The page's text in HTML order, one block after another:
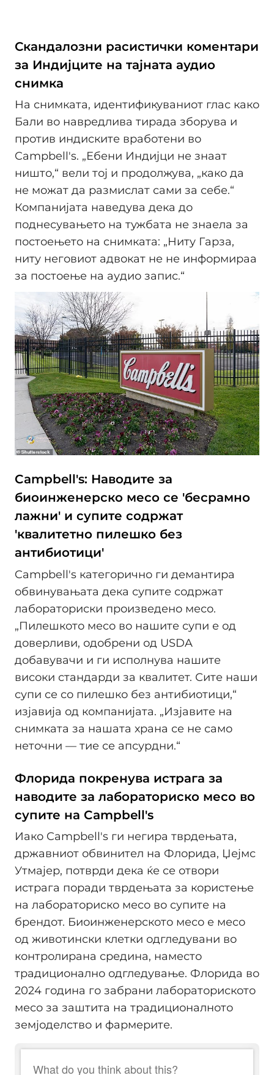
Скандалозни расистички коментари
за Индијците на тајната аудио
снимка
На снимката, идентификуваниот глас како
Бали во навредлива тирада зборува и
против индиските вработени во
Campbell's. „Ебени Индијци не знаат
ништо,“ вели тој и продолжува, „како да
не можат да размислат сами за себе.“
Компанијата наведува дека до
поднесувањето на тужбата не знаела за
постоењето на снимката: „Ниту Гарза,
ниту неговиот адвокат не не информираа
за постоење на аудио запис.“
Campbell's: Наводите за
биоинженерско месо се 'бесрамно
лажни' и супите содржат
'квалитетно пилешко без
антибиотици'
Campbell's категорично ги демантира
обвинувањата дека супите содржат
лабораториски произведено месо.
„Пилешкото месо во нашите супи е од
доверливи, одобрени од USDA
добавувачи и ги исполнува нашите
високи стандарди за квалитет. Сите наши
супи се со пилешко без антибиотици,“
изјавија од компанијата. „Изјавите на
снимката за нашата храна се не само
неточни — тие се апсурдни.“
Флорида покренува истрага за
наводите за лабораториско месо во
супите на Campbell's
Иако Campbell's ги негира тврдењата,
државниот обвинител на Флорида, Џејмс
Утмајер, потврди дека ќе се отвори
истрага поради тврдењата за користење
на лабораториско месо во супите на
брендот. Биоинженерското месо е месо
од животински клетки одгледувани во
контролирана средина, наместо
традиционално одгледување. Флорида во
2024 година го забрани лабораториското
месо за заштита на традиционалното
земјоделство и фармерите.